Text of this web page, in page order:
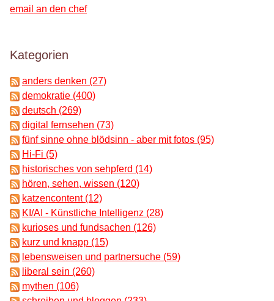
email an den chef
Kategorien
anders denken (27)
demokratie (400)
deutsch (269)
digital fernsehen (73)
fünf sinne ohne blödsinn - aber mit fotos (95)
Hi-Fi (5)
historisches von sehpferd (14)
hören, sehen, wissen (120)
katzencontent (12)
KI/AI - Künstliche Intelligenz (28)
kurioses und fundsachen (126)
kurz und knapp (15)
lebensweisen und partnersuche (59)
liberal sein (260)
mythen (106)